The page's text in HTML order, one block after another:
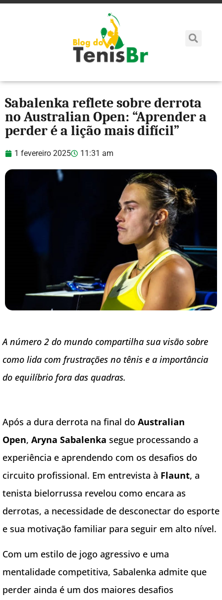
Sabalenka reflete sobre derrota
no Australian Open: “Aprender a
perder é a lição mais difícil”
1 fevereiro 2025 11:31 am
A número 2 do mundo compartilha sua visão sobre
como lida com frustrações no tênis e a importância
do equilíbrio fora das quadras.
Após a dura derrota na final do Australian
Open, Aryna Sabalenka segue processando a
experiência e aprendendo com os desafios do
circuito profissional. Em entrevista à Flaunt, a
tenista bielorrussa revelou como encara as
derrotas, a necessidade de desconectar do esporte
e sua motivação familiar para seguir em alto nível.
Com um estilo de jogo agressivo e uma
mentalidade competitiva, Sabalenka admite que
perder ainda é um dos maiores desafios